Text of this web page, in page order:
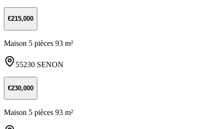
€215,000
Maison 5 pièces 93 m²
55230 SENON
€230,000
Maison 5 pièces 93 m²